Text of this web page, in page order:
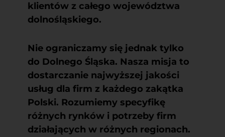
klientów z całego województwa
dolnośląskiego.
Nie ograniczamy się jednak tylko
do Dolnego Śląska. Nasza misja to
dostarczanie najwyższej jakości
usług dla firm z każdego zakątka
Polski. Rozumiemy specyfikę
różnych rynków i potrzeby firm
działających w różnych regionach.